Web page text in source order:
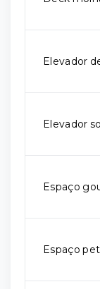
Elevador
Elevador
Espaço
Espaço